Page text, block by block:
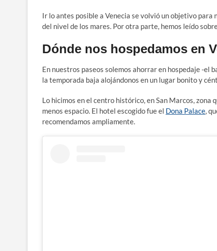
Ir lo antes posible a Venecia se volvió un objetivo
del nivel de los mares. Por otra parte, hemos leído
Dónde nos hospedamos en
En nuestros paseos solemos ahorrar en hospedaje -el
la temporada baja alojándonos en un lugar bonito y
Lo hicimos en el centro histórico, en San Marcos,
menos espacio. El hotel escogido fue el Dona Palace,
recomendamos ampliamente.